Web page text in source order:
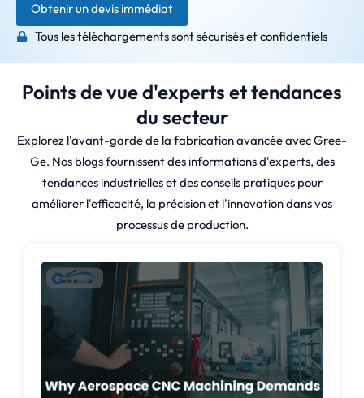
Obtenir un devis immédiat
Tous les téléchargements sont sécurisés et confidentiels
Points de vue d'experts et tendances
du secteur
Explorez l'avant-garde de la fabrication avancée avec Gree-
Ge. Nos blogs fournissent des informations d'experts, des
tendances industrielles et des conseils pratiques pour
améliorer l'efficacité, la précision et l'innovation dans vos
processus de production.